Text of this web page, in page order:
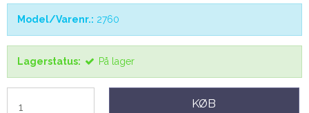
Model/Varenr.: 2760
Lagerstatus: På lager
KØB